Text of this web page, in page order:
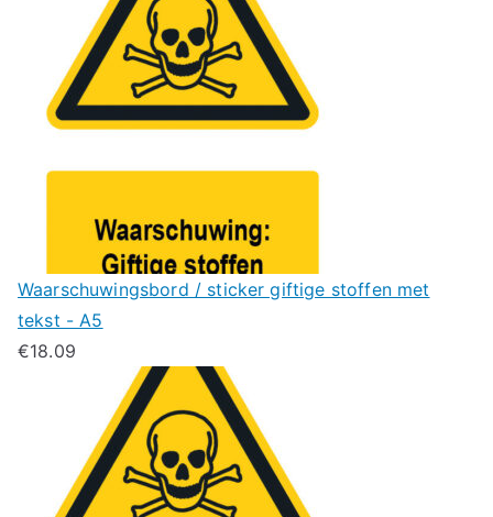
Waarschuwingsbord / sticker giftige stoffen met
tekst - A5
€18.09